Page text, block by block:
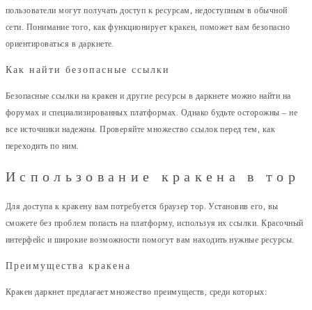
пользователи могут получать доступ к ресурсам, недоступным в обычной
сети. Понимание того, как функционирует кракен, поможет вам безопасно
ориентироваться в даркнете.
Как найти безопасные ссылки
Безопасные ссылки на кракен и другие ресурсы в даркнете можно найти на
форумах и специализированных платформах. Однако будьте осторожны – не
все источники надежны. Проверяйте множество ссылок перед тем, как
переходить по ним.
Использование кракена в тор
Для доступа к кракену вам потребуется браузер тор. Установив его, вы
сможете без проблем попасть на платформу, используя их ссылки. Красочный
интерфейс и широкие возможности помогут вам находить нужные ресурсы.
Преимущества кракена
Кракен даркнет предлагает множество преимуществ, среди которых: